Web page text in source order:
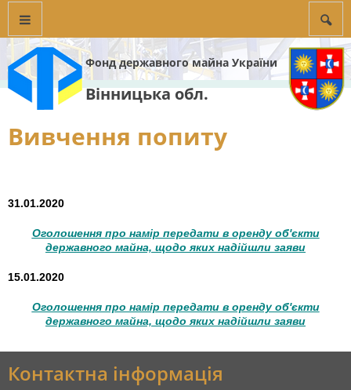
Фонд державного майна України
Вінницька обл.
Вивчення попиту
31.01.2020
Оголошення про намір передати в оренду об'єкти
державного майна, щодо яких надійшли заяви
15.01.2020
Оголошення про намір передати в оренду об'єкти
державного майна, щодо яких надійшли заяви
Контактна інформація